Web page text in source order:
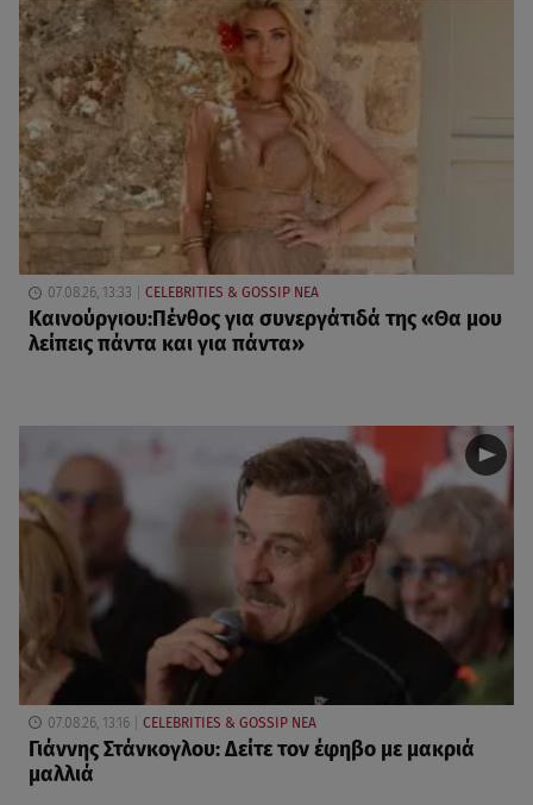
07.08.26, 13:33 CELEBRITIES & GOSSIP ΝΕΑ
Καινούργιου:Πένθος για συνεργάτιδά της «Θα μου
λείπεις πάντα και για πάντα»
07.08.26, 13:16 CELEBRITIES & GOSSIP ΝΕΑ
Γιάννης Στάνκογλου: Δείτε τον έφηβο με μακριά
μαλλιά